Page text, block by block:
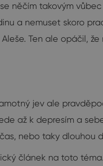
něčím takovým
a nemuset skoro
Ten ale opáčil,
jev ale
až k depresím a
nebo taky dlouhou
článek na toto